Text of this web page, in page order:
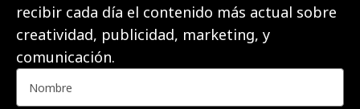
recibir cada día el contenido más actual sobre
creatividad, publicidad, marketing, y
comunicación.